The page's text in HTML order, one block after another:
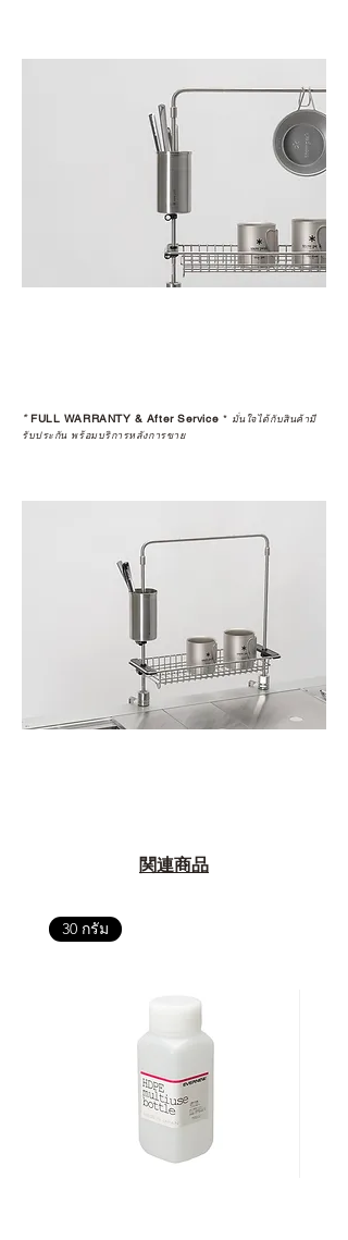
*FULL WARRANTY & After Service * มั่นใจได้กับสินค้ามี
รับประกัน พร้อมบริการหลังการขาย
関連商品
30 กรัม